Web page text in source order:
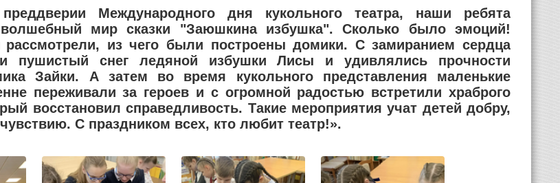
Международного дня кукольного театра, наши ребята
мир сказки "Заюшкина избушка". Сколько было эмоций!
рассмотрели, из чего были построены домики. С замиранием сердца
пушистый снег ледяной избушки Лисы и удивлялись прочности
Зайки. А затем во время кукольного представления маленькие
переживали за героев и с огромной радостью встретили храброго
восстановил справедливость. Такие мероприятия учат детей добру,
С праздником всех, кто любит театр!».